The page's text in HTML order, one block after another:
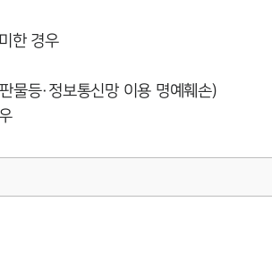
한 경우
물등·정보통신망 이용 명예훼손)